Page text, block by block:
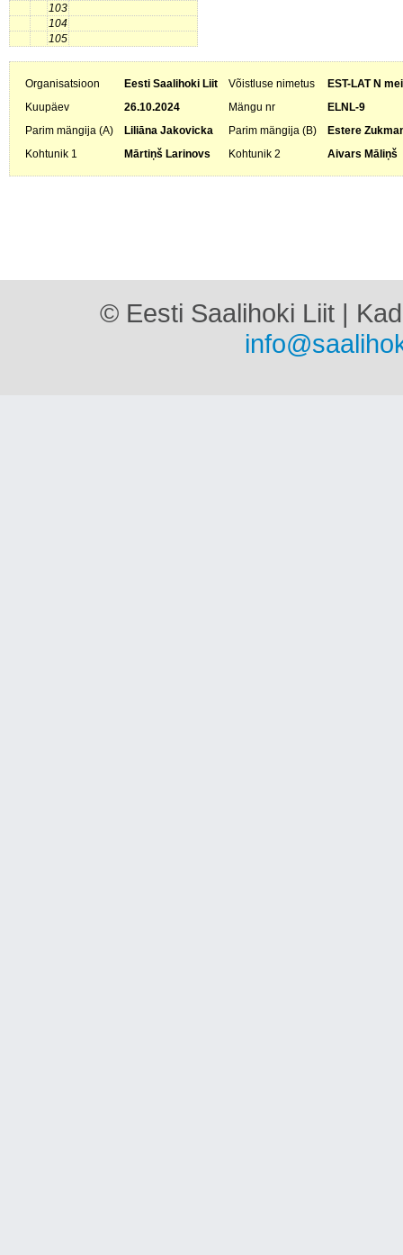
103
104
105
Organisatsioon Eesti Saalihoki Liit Võistluse nimetus
EST-LAT N
Kuupäev
26.10.2024 Mängu nr
ELNL-9
Parim mängija (A)
Liliāna Jakovicka Parim mängija (B)
Estere
Kohtunik 1
Mārtiņš Larinovs Kohtunik 2 Aivars Māliņš
© Eesti Saalihoki Liit |